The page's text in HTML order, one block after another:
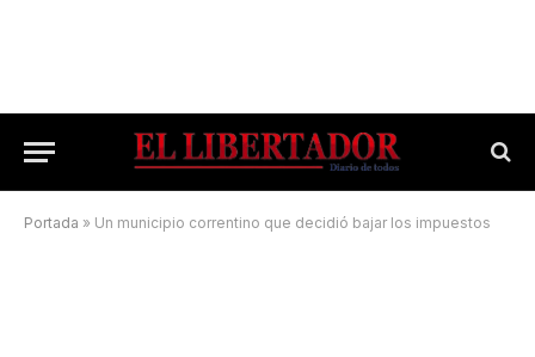
Portada » Un municipio correntino que decidió bajar los impuestos